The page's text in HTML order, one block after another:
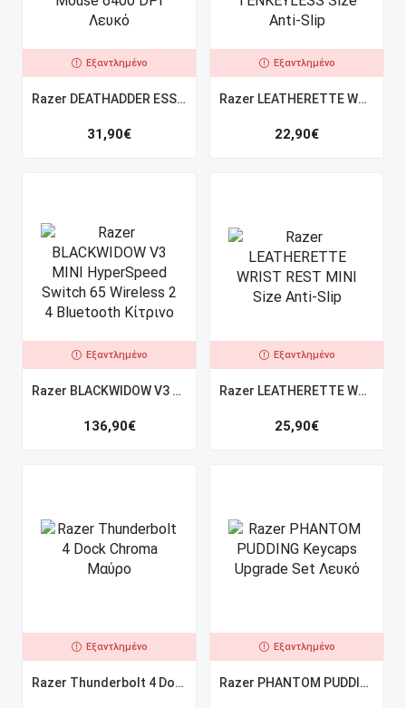
Εξαντλημένο
Razer DEATHADDER ESSENTIAL Gaming Mouse 6400 DPI Λευκό
31,90€
Εξαντλημένο
Razer LEATHERETTE WRIST REST TENKEYLESS Size Anti-Slip
22,90€
Εξαντλημένο
Razer BLACKWIDOW V3 MINI HyperSpeed Switch 65 Wireless 2 4 Bluetooth Κίτρινο
136,90€
Εξαντλημένο
Razer LEATHERETTE WRIST REST MINI Size Anti-Slip
25,90€
Εξαντλημένο
Razer Thunderbolt 4 Dock Chroma Μαύρο
Εξαντλημένο
Razer PHANTOM PUDDING Keycaps Upgrade Set Λευκό